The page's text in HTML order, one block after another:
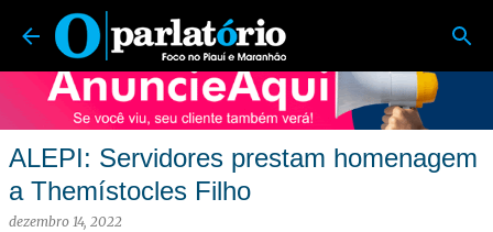
Pular para o conteúdo principal
O Parlatório | Foco no Piauí e Maranhão
ALEPI: Servidores prestam homenagem
a Themístocles Filho
dezembro 14, 2022